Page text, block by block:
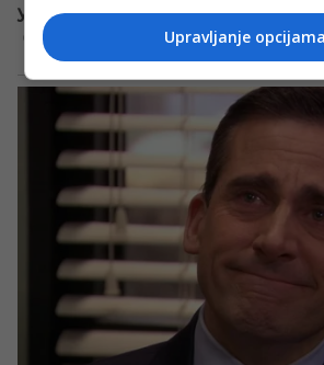
Upravljanje opcijama